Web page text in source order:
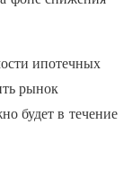
ипотечных
рынок
будет в течение